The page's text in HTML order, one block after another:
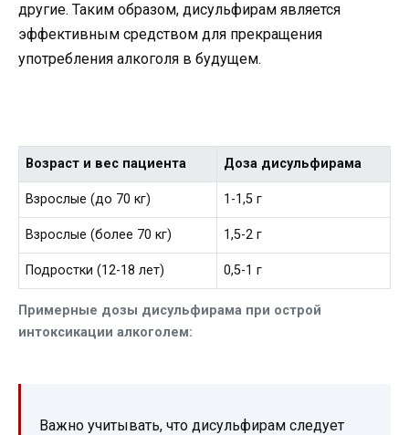
другие. Таким образом, дисульфирам является
эффективным средством для прекращения
употребления алкоголя в будущем.
Примерные дозы дисульфирама при острой
интоксикации алкоголем:
Возраст и вес пациента Доза дисульфирама
Взрослые (до 70 кг) 1-1,5 г
Взрослые (более 70 кг) 1,5-2 г
Подростки (12-18 лет) 0,5-1 г
Важно учитывать, что дисульфирам следует